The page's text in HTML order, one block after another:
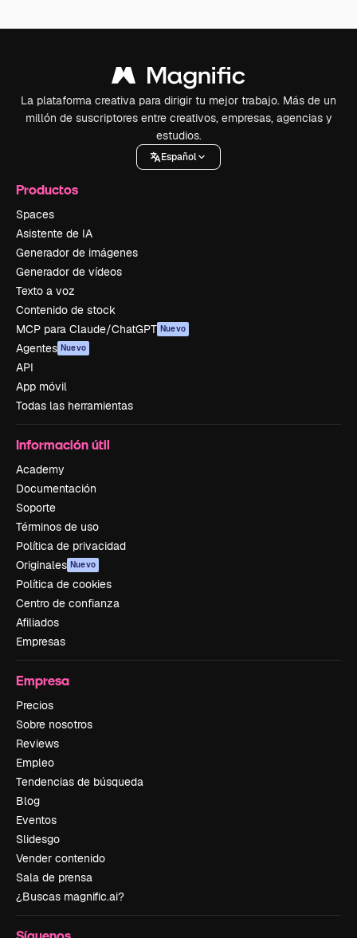
La plataforma creativa para dirigir tu mejor trabajo. Más de un
millón de suscriptores entre creativos, empresas, agencias y
estudios.
Español
Productos
Spaces
Asistente de IA
Generador de imágenes
Generador de vídeos
Texto a voz
Contenido de stock
MCP para Claude/ChatGPT Nuevo
Agentes Nuevo
API
App móvil
Todas las herramientas
Información útil
Academy
Documentación
Soporte
Términos de uso
Política de privacidad
Originales Nuevo
Política de cookies
Centro de confianza
Afiliados
Empresas
Empresa
Precios
Sobre nosotros
Reviews
Empleo
Tendencias de búsqueda
Blog
Eventos
Slidesgo
Vender contenido
Sala de prensa
¿Buscas magnific.ai?